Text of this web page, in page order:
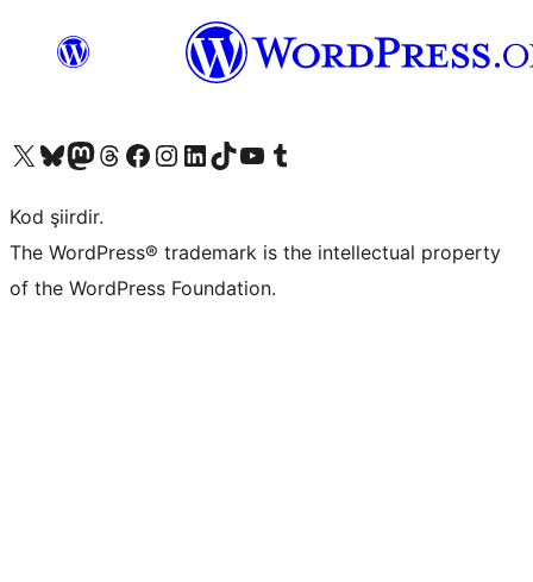
X (eski Twitter) hesabımıza bakın
Bluesky hesabımızı ziyaret edinMastodon hesabımızı ziyaret edinThreads hesabımızı ziyaret edinFacebook sayfamızı ziyaret edinInstagram hesabımızı ziyaret edinLinkedIn hesabımızı ziyaret edinTikTok hesabımızı ziyaret edinYouTube kanalımızı ziyaret edinTumblr hesabımızı ziyaret edin
Kod şiirdir.
The WordPress® trademark is the intellectual property
of the WordPress Foundation.